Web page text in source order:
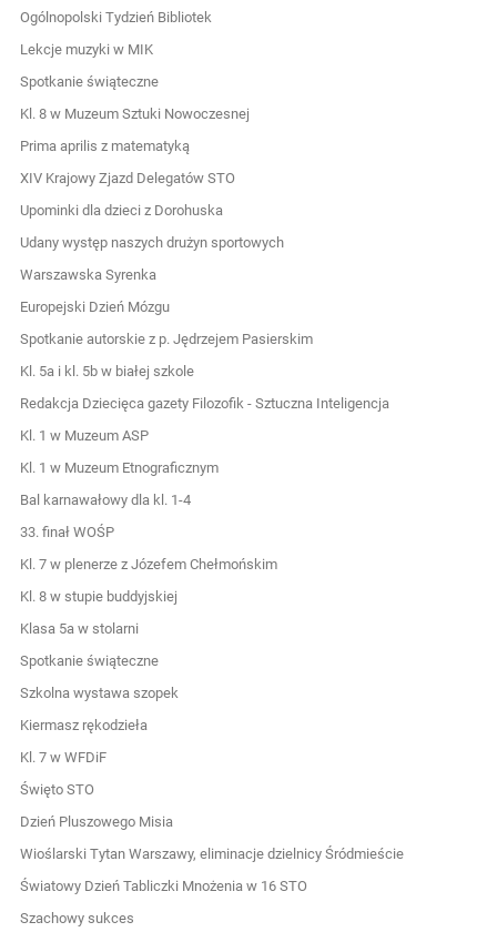
Ogólnopolski Tydzień Bibliotek
Lekcje muzyki w MIK
Spotkanie świąteczne
Kl. 8 w Muzeum Sztuki Nowoczesnej
Prima aprilis z matematyką
XIV Krajowy Zjazd Delegatów STO
Upominki dla dzieci z Dorohuska
Udany występ naszych drużyn sportowych
Warszawska Syrenka
Europejski Dzień Mózgu
Spotkanie autorskie z p. Jędrzejem Pasierskim
Kl. 5a i kl. 5b w białej szkole
Redakcja Dziecięca gazety Filozofik - Sztuczna Inteligencja
Kl. 1 w Muzeum ASP
Kl. 1 w Muzeum Etnograficznym
Bal karnawałowy dla kl. 1-4
33. finał WOŚP
Kl. 7 w plenerze z Józefem Chełmońskim
Kl. 8 w stupie buddyjskiej
Klasa 5a w stolarni
Spotkanie świąteczne
Szkolna wystawa szopek
Kiermasz rękodzieła
Kl. 7 w WFDiF
Święto STO
Dzień Pluszowego Misia
Wioślarski Tytan Warszawy, eliminacje dzielnicy Śródmieście
Światowy Dzień Tabliczki Mnożenia w 16 STO
Szachowy sukces